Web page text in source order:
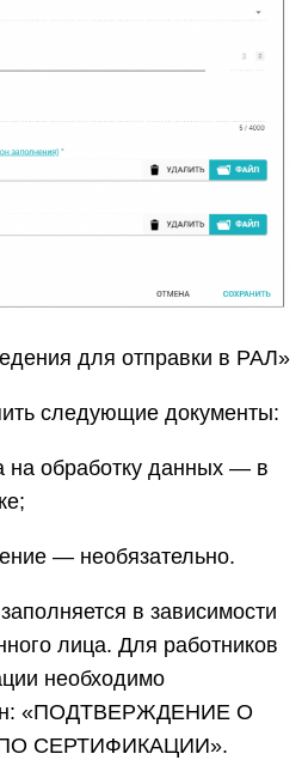
для отправки в РАЛ»
следующие документы:
на обработку данных — в
— необязательно.
в зависимости
лица. Для работников
необходимо
«ПОДТВЕРЖДЕНИЕ О
СЕРТИФИКАЦИИ».